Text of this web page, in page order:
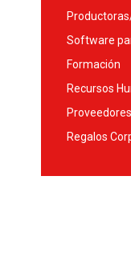
Software
Formación
Recursos
Regalos